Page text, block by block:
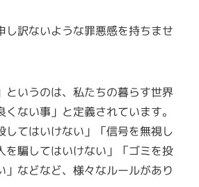
し訳ないような罪悪感を持ちませ
というのは、私たちの暮らす世界
ない事」と定義されています。
してはいけない」「信号を無視し
を騙してはいけない」「ゴミを投
」などなど、様々なルールがあり